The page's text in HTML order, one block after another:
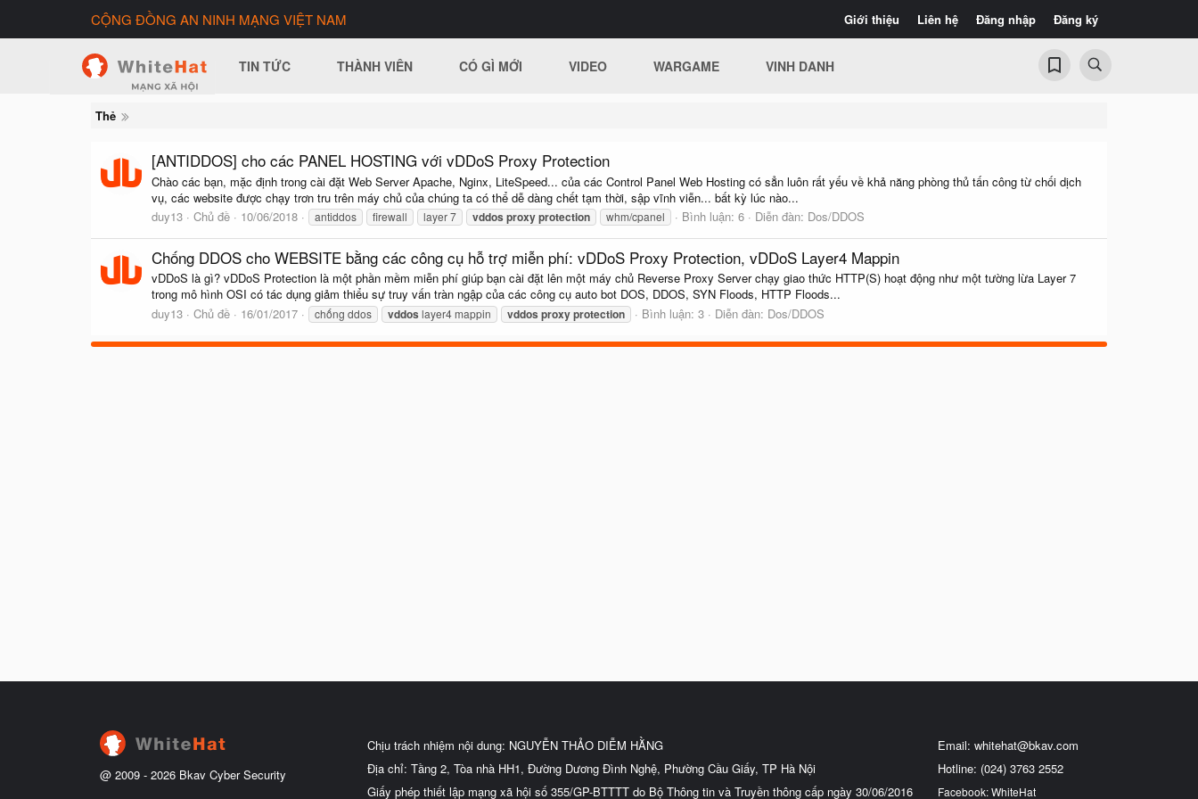
Giới thiệu Liên hệ Đăng nhập Đăng ký
CỘNG ĐỒNG AN NINH MẠNG VIỆT NAM
TIN TỨC THÀNH VIÊN CÓ GÌ MỚI VIDEO WARGAME VINH DANH
Thẻ
[ANTIDDOS] cho các PANEL HOSTING với vDDoS Proxy Protection
Chào các bạn, mặc định trong cài đặt Web Server Apache, Nginx, LiteSpeed... của các Control Panel Web Hosting có sẳn luôn rất yếu về khả năng phòng thủ tấn công từ chối dịch
vụ, các website được chạy trơn tru trên máy chủ của chúng ta có thể dễ dàng chết tạm thời, sập vĩnh viễn... bất kỳ lúc nào...
duy13
Chủ đề 10/06/2018 antiddos firewall layer 7 vddos proxyprotection whm/cpanel Bình luận: 6 Diễn đàn: Dos/DDOS
Chống DDOS cho WEBSITE bằng các công cụ hỗ trợ miễn phí: vDDoS Proxy Protection, vDDoS Layer4 Mappin
vDDoS là gì? vDDoS Protection là một phần mềm miễn phí giúp bạn cài đặt lên một máy chủ Reverse Proxy Server chạy giao thức HTTP(S) hoạt động như một tường lừa Layer 7
trong mô hình OSI có tác dụng giảm thiểu sự truy vấn tràn ngập của các công cụ auto bot DOS, DDOS, SYN Floods, HTTP Floods...
duy13
Chủ đề 16/01/2017 chống ddos vddos layer4 mappin vddos proxyprotection Bình luận: 3 Diễn đàn: Dos/DDOS
@ 2009 - 2026 Bkav Cyber Security
Chịu trách nhiệm nội dung: NGUYỄN THẢO DIỄM HẰNG
Địa chỉ: Tầng 2, Tòa nhà HH1, Đường Dương Đình Nghệ, Phường Cầu Giấy, TP Hà Nội
Giấy phép thiết lập mạng xã hội số 355/GP-BTTTT do Bộ Thông tin và Truyền thông cấp ngày 30/06/2016
Email: whitehat@bkav.com
Hotline: (024) 3763 2552
Facebook: WhiteHat